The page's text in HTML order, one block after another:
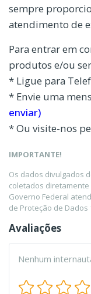
sempre
atendimento de
Para entrar em
produtos e/ou
* Ligue para
* Envie uma
enviar)
* Ou visite-nos
IMPORTANTE!
Os dados divulgados
coletados diretamente
Governo Federal
de Proteção de Dados
Avaliações
Nenhum